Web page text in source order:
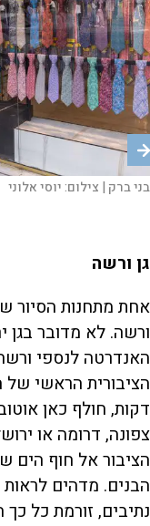
בני ברק | צילום:יוסי אלוני בני ברק | צילום:יוסי אלוני בני ברק | צילום:יוסי אלוני בני ברק | צילום:יוסי אלוני |צילום: סיור שיראל בני ברק בני ברק | צילום:יוסי אלוני בני ברק | צילום:יוסי אלוני בני ברק | צילום:יוסי אלוני
גן ורשה
אחת מתחנות הסיור
ורשה. לא מדובר בגן
האנדרטה לנספי
הציבורית הראשי
דקות, חולף כאן
צפונה, דרומה או
הציבור אל חוף הים
הבנים. מדהים
נתיבים, זורמת כל